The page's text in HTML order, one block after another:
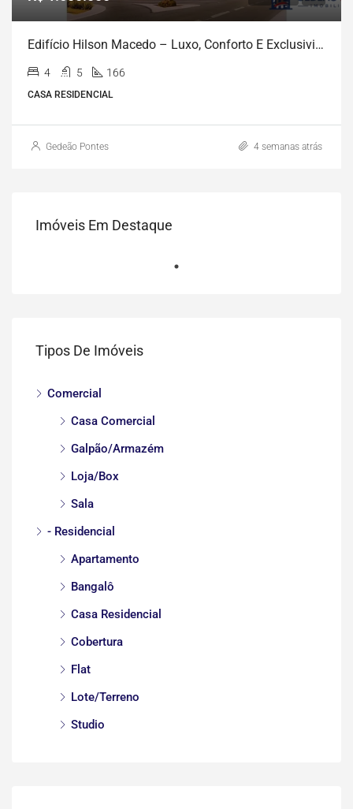
Edifício Hilson Macedo – Luxo, Conforto E Exclusividade Em Casa Forte, Recife-PE
4 5 166
CASA RESIDENCIAL
Gedeão Pontes 4 semanas atrás
Imóveis Em Destaque
Tipos De Imóveis
Comercial
Casa Comercial
Galpão/Armazém
Loja/Box
Sala
- Residencial
Apartamento
Bangalô
Casa Residencial
Cobertura
Flat
Lote/Terreno
Studio